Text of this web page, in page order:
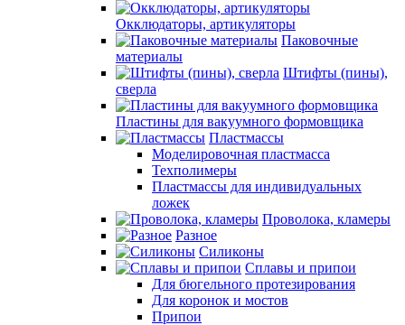
Окклюдаторы, артикуляторы
Паковочные
материалы
Штифты (пины),
сверла
Пластины для вакуумного формовщика
Пластмассы
Моделировочная пластмасса
Техполимеры
Пластмассы для индивидуальных
ложек
Проволока, кламеры
Разное
Силиконы
Сплавы и припои
Для бюгельного протезирования
Для коронок и мостов
Припои